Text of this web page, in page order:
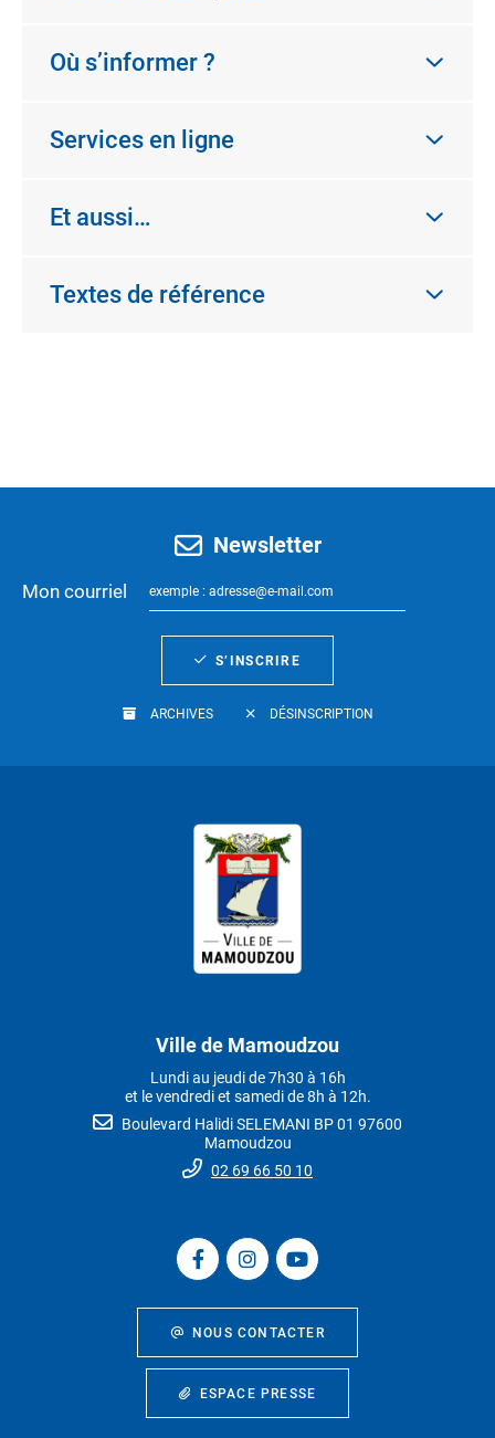
Où s’informer ?
Services en ligne
Et aussi…
Textes de référence
Newsletter
Mon courriel
S’INSCRIRE
ARCHIVES DÉSINSCRIPTION
Ville de Mamoudzou
Lundi au jeudi de 7h30 à 16h
et le vendredi et samedi de 8h à 12h.
Boulevard Halidi SELEMANI BP 01 97600
Mamoudzou
02 69 66 50 10
NOUS CONTACTER
ESPACE PRESSE